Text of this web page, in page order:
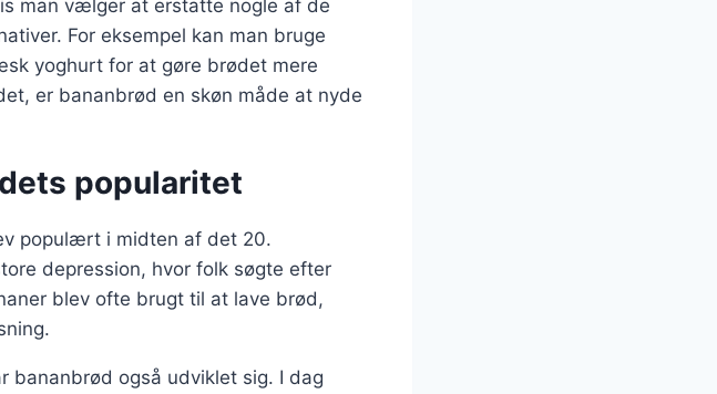
man vælger at erstatte nogle af de
For eksempel kan man bruge
yoghurt for at gøre brødet mere
er bananbrød en skøn måde at nyde
popularitet
populært i midten af det 20.
depression, hvor folk søgte efter
blev ofte brugt til at lave brød,
også udviklet sig. I dag